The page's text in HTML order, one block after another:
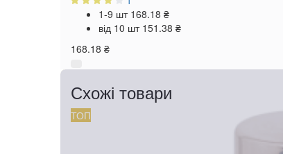
1-9 шт 168.18 ₴
від 10 шт 151.38 ₴
168.18 ₴
Схожі товари
ТОП